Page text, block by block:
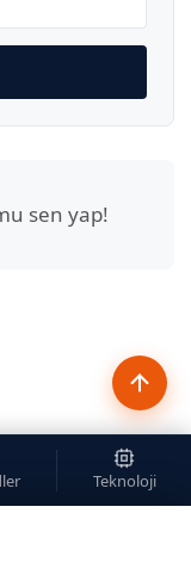
sen yap!
Teknoloji